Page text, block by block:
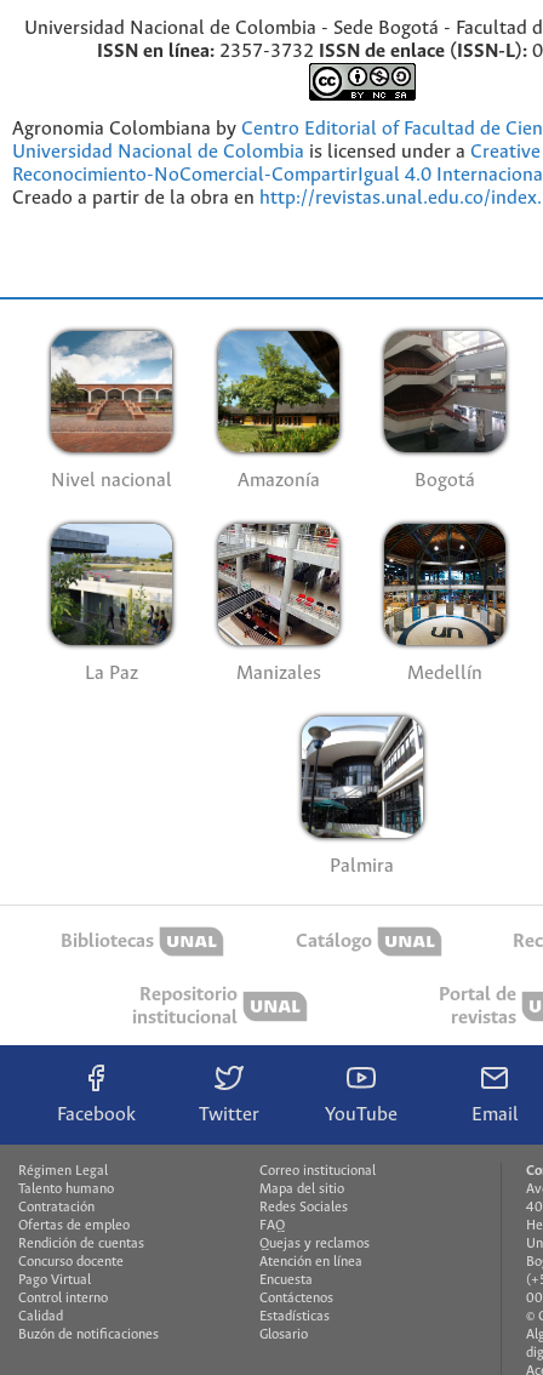
Universidad Nacional de Colombia - Sede Bogotá - Facultad
ISSN en línea: 2357-3732 ISSN de enlace (ISSN-L):
Agronomia Colombiana by Centro Editorial of Facultad de
Universidad Nacional de Colombia is licensed under a
Reconocimiento-NoComercial-CompartirIgual 4.0
Creado a partir de la obra en http://revistas.unal.edu.co/
Nivel nacional Amazonía Bogotá
La Paz Manizales Medellín
Palmira
Bibliotecas Catálogo
Repositorio
institucional
Portal de
revistas
Facebook Twitter YouTube Email
Régimen Legal
Talento humano
Contratación
Ofertas de empleo
Rendición de cuentas
Concurso docente
Pago Virtual
Control interno
Calidad
Buzón de notificaciones
Correo institucional
Mapa del sitio
Redes Sociales
FAQ
Quejas y reclamos
Atención en línea
Encuesta
Contáctenos
Estadísticas
Glosario
©